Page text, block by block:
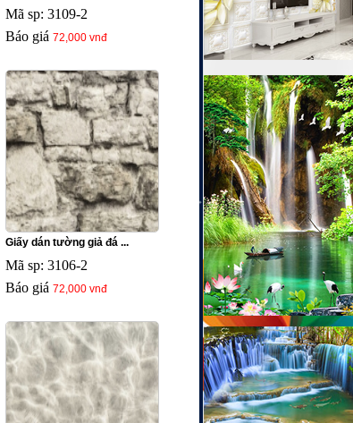
Mã sp: 3109-2
Báo giá 72,000 vnđ
Giấy dán tường giả đá ...
Mã sp: 3106-2
Báo giá 72,000 vnđ